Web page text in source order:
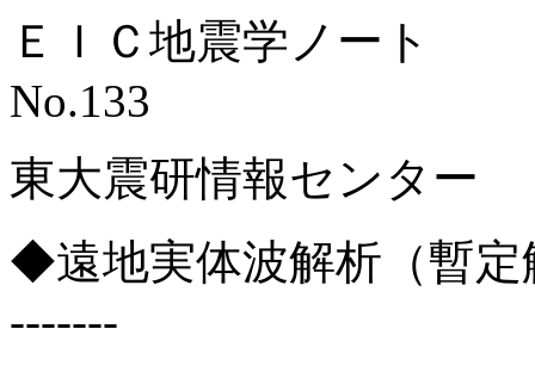
ＥＩＣ地震学ノート
No.133
東大震研情報センター
◆遠地実体波解析（暫
-------